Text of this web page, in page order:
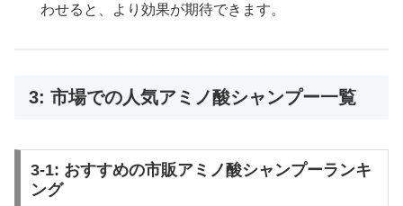
わせると、より効果が期待できます。
3: 市場での人気アミノ酸シャンプー一覧
3-1: おすすめの市販アミノ酸シャンプーランキ
ング